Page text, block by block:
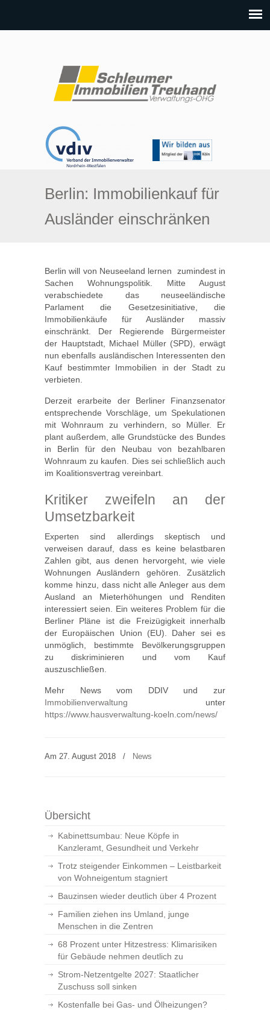
Berlin: Immobilienkauf für
Ausländer einschränken
Berlin will von Neuseeland lernen  zumindest in
Sachen Wohnungspolitik. Mitte August
verabschiedete das neuseeländische
Parlament die Gesetzesinitiative, die
Immobilienkäufe für Ausländer massiv
einschränkt. Der Regierende Bürgermeister
der Hauptstadt, Michael Müller (SPD), erwägt
nun ebenfalls ausländischen Interessenten den
Kauf bestimmter Immobilien in der Stadt zu
verbieten.
Derzeit erarbeite der Berliner Finanzsenator
entsprechende Vorschläge, um Spekulationen
mit Wohnraum zu verhindern, so Müller. Er
plant außerdem, alle Grundstücke des Bundes
in Berlin für den Neubau von bezahlbaren
Wohnraum zu kaufen. Dies sei schließlich auch
im Koalitionsvertrag vereinbart.
Kritiker zweifeln an der
Umsetzbarkeit
Experten sind allerdings skeptisch und
verweisen darauf, dass es keine belastbaren
Zahlen gibt, aus denen hervorgeht, wie viele
Wohnungen Ausländern gehören. Zusätzlich
komme hinzu, dass nicht alle Anleger aus dem
Ausland an Mieterhöhungen und Renditen
interessiert seien. Ein weiteres Problem für die
Berliner Pläne ist die Freizügigkeit innerhalb
der Europäischen Union (EU). Daher sei es
unmöglich, bestimmte Bevölkerungsgruppen
zu diskriminieren und vom Kauf
auszuschließen.
Mehr News vom DDIV und zur
Immobilienverwaltung unter
https://www.hausverwaltung-koeln.com/news/
Am 27. August 2018 / News
Übersicht
Kabinettsumbau: Neue Köpfe in
Kanzleramt, Gesundheit und Verkehr
Trotz steigender Einkommen – Leistbarkeit
von Wohneigentum stagniert
Bauzinsen wieder deutlich über 4 Prozent
Familien ziehen ins Umland, junge
Menschen in die Zentren
68 Prozent unter Hitzestress: Klimarisiken
für Gebäude nehmen deutlich zu
Strom-Netzentgelte 2027: Staatlicher
Zuschuss soll sinken
Kostenfalle bei Gas- und Ölheizungen?